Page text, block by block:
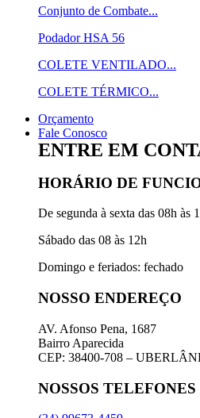
Conjunto de Combate...
Podador HSA 56
COLETE VENTILADO...
COLETE TÉRMICO...
Orçamento
Fale Conosco
ENTRE EM
HORÁRIO DE
De segunda à sexta das 08h às
Sábado das 08 às 12h
Domingo e feriados: fechado
NOSSO ENDEREÇO
AV. Afonso Pena, 1687
Bairro Aparecida
CEP: 38400-708 –
NOSSOS TELEFONES